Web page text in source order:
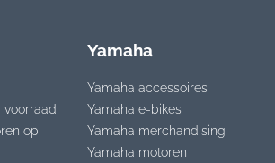
voorraad
op
Yamaha
Yamaha accessoires
Yamaha e-bikes
Yamaha merchandising
Yamaha motoren